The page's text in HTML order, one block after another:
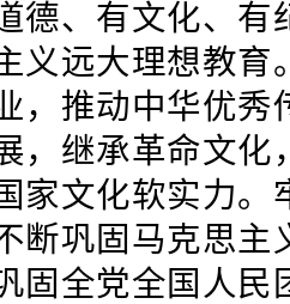
德、有文化、有
义远大理想教育
，推动中华优秀
，继承革命文化
家文化软实力。
断巩固马克思主
固全党全国人民